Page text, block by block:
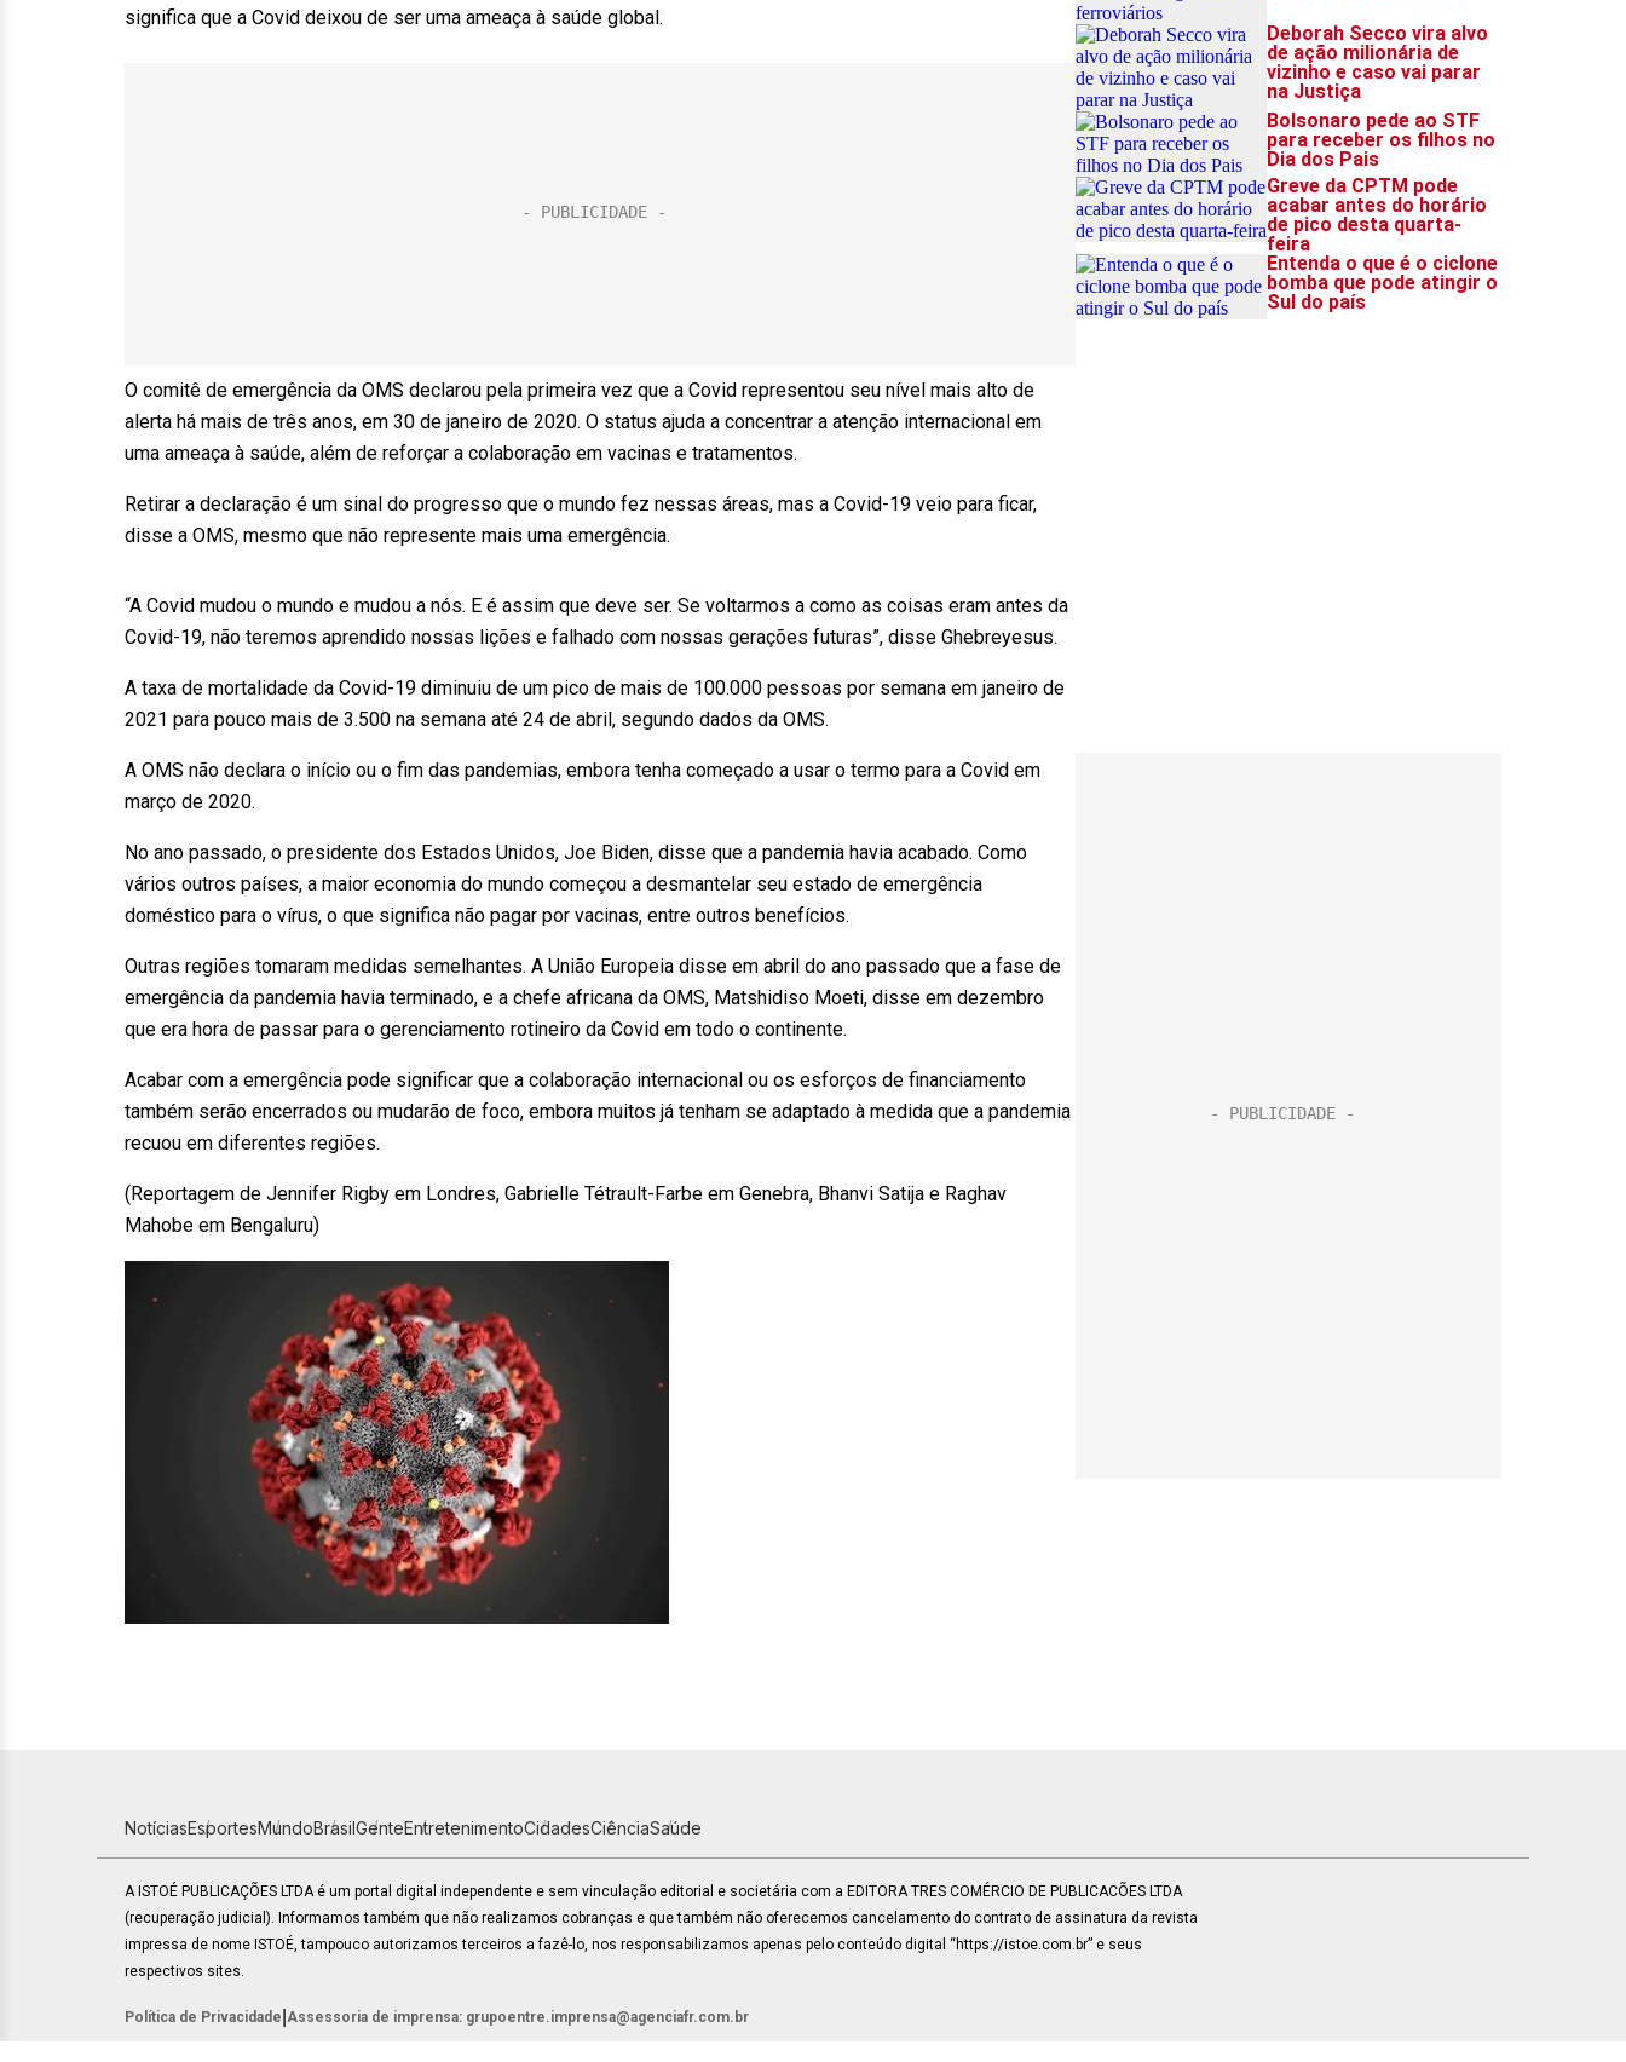
significa que a Covid deixou de ser uma ameaça à saúde global.
O comitê de emergência da OMS declarou pela primeira vez que a Covid representou seu nível mais alto de
alerta há mais de três anos, em 30 de janeiro de 2020. O status ajuda a concentrar a atenção internacional em
uma ameaça à saúde, além de reforçar a colaboração em vacinas e tratamentos.
Retirar a declaração é um sinal do progresso que o mundo fez nessas áreas, mas a Covid-19 veio para ficar,
disse a OMS, mesmo que não represente mais uma emergência.
“A Covid mudou o mundo e mudou a nós. E é assim que deve ser. Se voltarmos a como as coisas eram antes da
Covid-19, não teremos aprendido nossas lições e falhado com nossas gerações futuras”, disse Ghebreyesus.
A taxa de mortalidade da Covid-19 diminuiu de um pico de mais de 100.000 pessoas por semana em janeiro de
2021 para pouco mais de 3.500 na semana até 24 de abril, segundo dados da OMS.
A OMS não declara o início ou o fim das pandemias, embora tenha começado a usar o termo para a Covid em
março de 2020.
No ano passado, o presidente dos Estados Unidos, Joe Biden, disse que a pandemia havia acabado. Como
vários outros países, a maior economia do mundo começou a desmantelar seu estado de emergência
doméstico para o vírus, o que significa não pagar por vacinas, entre outros benefícios.
Outras regiões tomaram medidas semelhantes. A União Europeia disse em abril do ano passado que a fase de
emergência da pandemia havia terminado, e a chefe africana da OMS, Matshidiso Moeti, disse em dezembro
que era hora de passar para o gerenciamento rotineiro da Covid em todo o continente.
Acabar com a emergência pode significar que a colaboração internacional ou os esforços de financiamento
também serão encerrados ou mudarão de foco, embora muitos já tenham se adaptado à medida que a pandemia
recuou em diferentes regiões.
(Reportagem de Jennifer Rigby em Londres, Gabrielle Tétrault-Farbe em Genebra, Bhanvi Satija e Raghav
Mahobe em Bengaluru)
NotíciasEsportesMundoBrasilGenteEntretenimentoCidadesCiênciaSaúde
A ISTOÉ PUBLICAÇÕES LTDA é um portal digital independente e sem vinculação editorial e societária com a EDITORA TRES COMÉRCIO DE PUBLICACÕES LTDA
(recuperação judicial). Informamos também que não realizamos cobranças e que também não oferecemos cancelamento do contrato de assinatura da revista
impressa de nome ISTOÉ, tampouco autorizamos terceiros a fazê-lo, nos responsabilizamos apenas pelo conteúdo digital “https://istoe.com.br” e seus
respectivos sites.
Política de Privacidade Assessoria de imprensa: grupoentre.imprensa@agenciafr.com.br